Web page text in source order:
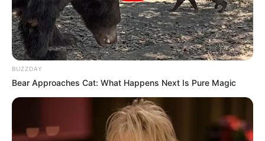
tahun 2023, mereka diketahui sudah memutuskan hubungan
tersebut.
BUZZDAY
Bear Approaches Cat: What Happens Next Is Pure Magic